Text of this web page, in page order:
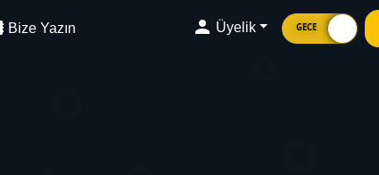
Bize Yazın Üyelik GECE